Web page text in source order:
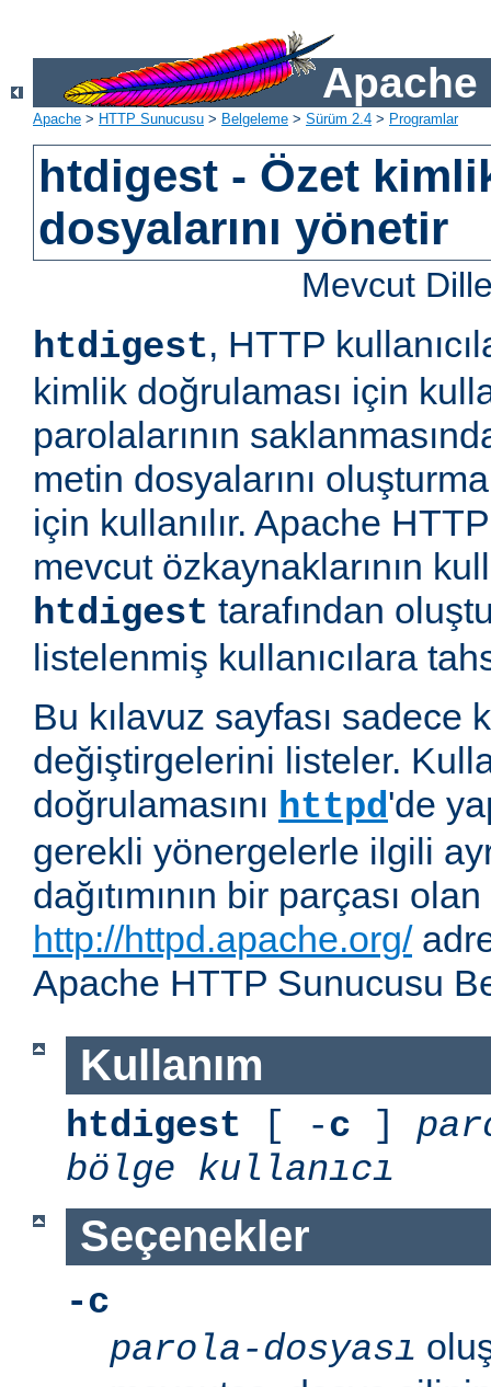
Apache
Apache > HTTP Sunucusu > Belgeleme > Sürüm 2.4 > Programlar
htdigest - Özet
dosyalarını yönetir
Mevcut
htdigest, HTTP
kimlik doğrulaması için
parolalarının
metin dosyalarını
için kullanılır. Apache
mevcut özkaynaklarının
htdigest tarafından
listelenmiş kullanıcılara
Bu kılavuz sayfası sadece
değiştirgelerini listeler.
doğrulamasını httpd'de
gerekli yönergelerle ilgili
dağıtımının bir parçası
http://httpd.apache.org/
Apache HTTP Sunucusu
Kullanım
htdigest [ -c ]
bölge
kullanıcı
Seçenekler
-c
parola-dosyası